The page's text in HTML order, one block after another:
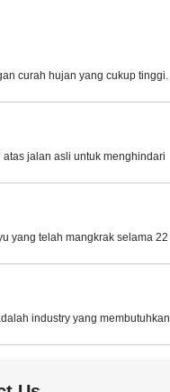
curah hujan yang cukup tinggi.
jalan asli untuk menghindari
yang telah mangkrak selama 22
industry yang membutuhkan